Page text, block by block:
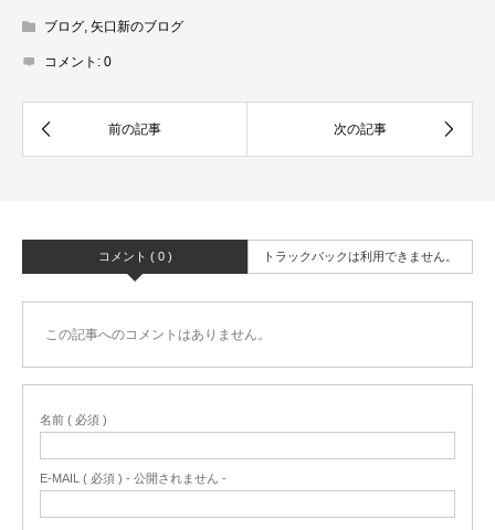
ブログ, 矢口新のブログ
コメント: 0
コメント ( 0 ) トラックバックは利用できません。
この記事へのコメントはありません。
名前 ( 必須 )
E-MAIL ( 必須 ) - 公開されません -